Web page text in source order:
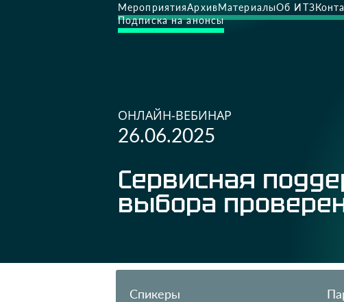
МероприятияАрхивМатериалыОб ИТЗ
Подписка на анонсы
ОНЛАЙН-ВЕБИНАР
26.06.2025
Сервисная
выбора
Спикеры